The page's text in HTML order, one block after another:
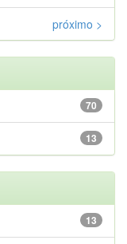
próximo >
70
13
13